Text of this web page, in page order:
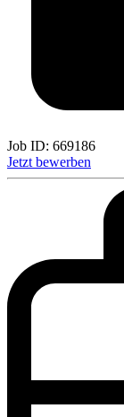
Job ID: 669186
Jetzt bewerben